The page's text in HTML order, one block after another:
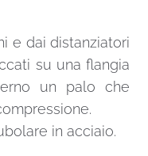
e dai distanziatori
su una flangia
un palo che
in acciaio.